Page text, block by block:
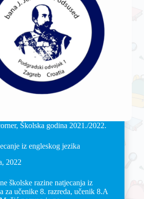
, Školska godina 2021./2022.
iz engleskog jezika
2022
školske razine natjecanja iz
za učenike 8. razreda, učenik 8.A